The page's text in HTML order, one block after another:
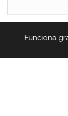
Funciona